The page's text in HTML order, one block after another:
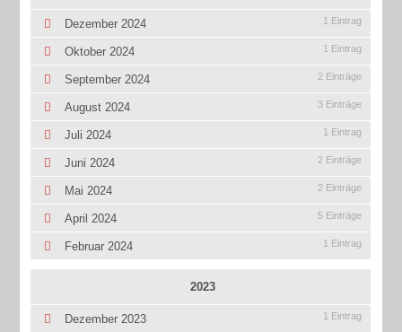
Dezember 2024 1 Eintrag
Oktober 2024 1 Eintrag
September 2024 2 Einträge
August 2024 3 Einträge
Juli 2024 1 Eintrag
Juni 2024 2 Einträge
Mai 2024 2 Einträge
April 2024 5 Einträge
Februar 2024 1 Eintrag
2023
Dezember 2023 1 Eintrag